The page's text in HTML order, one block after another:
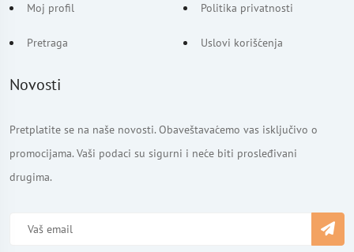
Moj profil
Pretraga
Politika privatnosti
Uslovi korišćenja
Novosti
Pretplatite se na naše novosti. Obaveštavaćemo vas isključivo o
promocijama. Vaši podaci su sigurni i neće biti prosleđivani
drugima.